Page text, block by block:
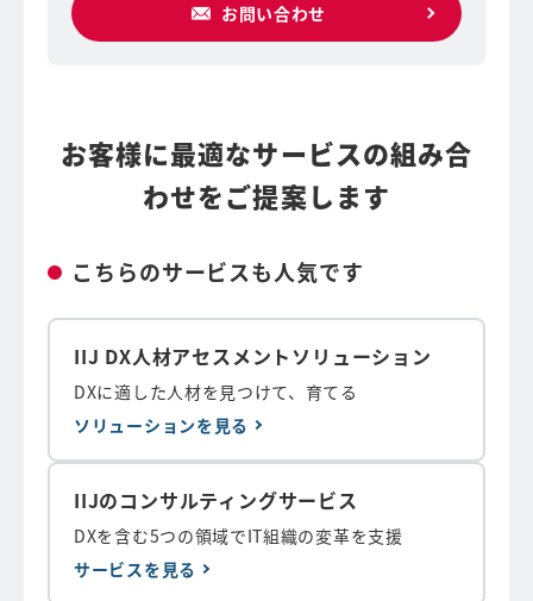
お問い合わせ
お客様に最適なサービスの組み合
わせをご提案します
こちらのサービスも人気です
IIJ DX人材アセスメントソリューション
DXに適した人材を見つけて、育てる
ソリューションを見る
IIJのコンサルティングサービス
DXを含む5つの領域でIT組織の変革を支援
サービスを見る